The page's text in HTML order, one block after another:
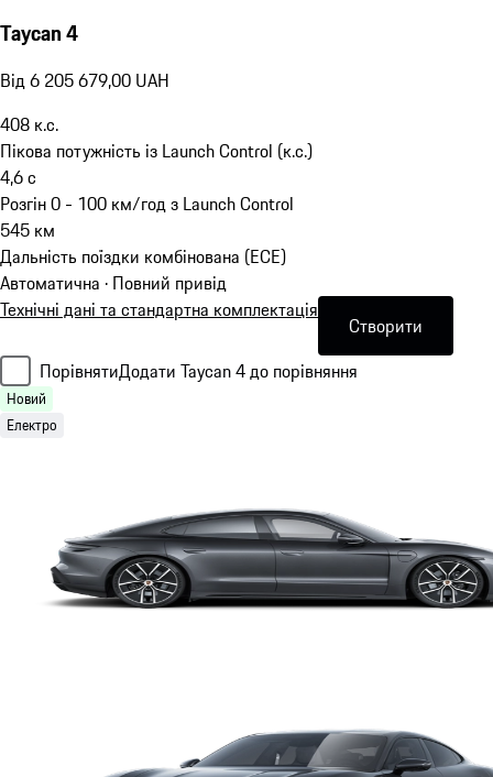
Taycan 4
Від 6 205 679,00 UAH
408 к.с.
Пікова потужність із Launch Control (к.с.)
4,6с
Розгін 0 - 100 км/год з Launch Control
545 км
Дальність поїздки комбінована (ECE)
Автоматична · Повний привід
Технічні дані та стандартна комплектація
Створити
ПорівнятиДодати Taycan 4 до порівняння
Новий
Електро